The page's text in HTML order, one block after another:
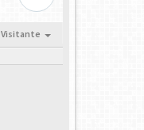
Visitante